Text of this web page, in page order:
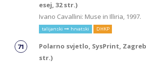
esej, 32 str.)
Ivano Cavallini: Muse in Illiria, 1997.
talijanski hrvatski DHKP
Polarno svjetlo, SysPrint, Zagreb
str.)